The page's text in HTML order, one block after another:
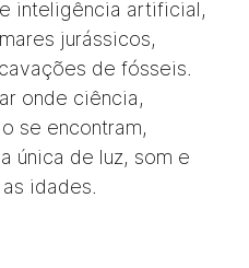
inteligência artificial,
jurássicos,
de fósseis.
onde ciência,
se encontram,
única de luz, som e
idades.